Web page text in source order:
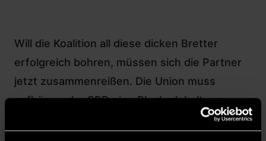
Will die Koalition all diese dicken Bretter
erfolgreich bohren, müssen sich die Partner
jetzt zusammenreißen. Die Union muss
aufhören, der SPD eine Blockadehaltung
vorzuwerfen und – zumindest in Teilen – mit